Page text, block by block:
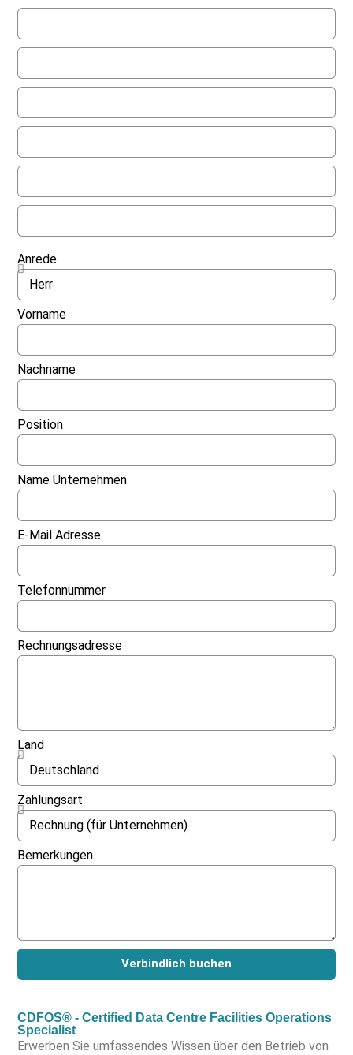
Anrede
Vorname
Nachname
Position
Name Unternehmen
E-Mail Adresse
Telefonnummer
Rechnungsadresse
Land
Zahlungsart
Bemerkungen
Verbindlich buchen
CDFOS® - Certified Data Centre Facilities Operations
Specialist
Erwerben Sie umfassendes Wissen über den Betrieb von